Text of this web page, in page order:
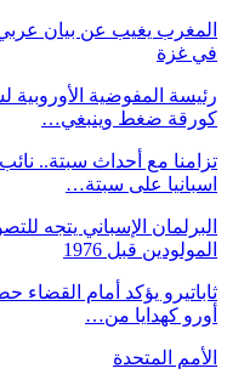
المغرب يغيب عن بيان عربي
في غزة
رئيسة المفوضية الأوروبية
كورقة ضغط وينبغي…
تزامنا مع أحداث سبتة..
اسبانيا على سبتة…
البرلمان الإسباني يتجه
المولودين قبل 1976
أورو كهدايا من…
الأمم المتحدة